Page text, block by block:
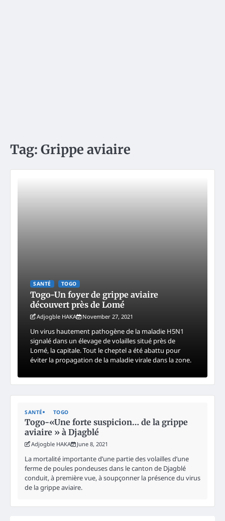
Tag: Grippe aviaire
SANTÉ TOGO
Togo-Un foyer de grippe aviaire
découvert près de Lomé
Adjogble HAKA November 27, 2021
Un virus hautement pathogène de la maladie H5N1
signalé dans un élevage de volailles situé près de
Lomé, la capitale. Tout le cheptel a été abattu pour
éviter la propagation de la maladie virale dans la zone.
SANTÉ TOGO
Togo-«Une forte suspicion… de la grippe
aviaire » à Djagblé
Adjogble HAKA June 8, 2021
La mortalité importante d’une partie des volailles d’une
ferme de poules pondeuses dans le canton de Djagblé
conduit, à première vue, à soupçonner la présence du virus
de la grippe aviaire.